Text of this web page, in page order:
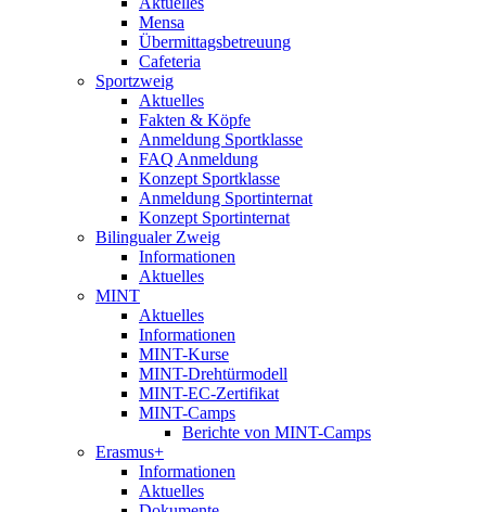
Mensa
Übermittagsbetreuung
Cafeteria
Sportzweig
Aktuelles
Fakten & Köpfe
Anmeldung Sportklasse
FAQ Anmeldung
Konzept Sportklasse
Anmeldung Sportinternat
Konzept Sportinternat
Bilingualer Zweig
Informationen
Aktuelles
MINT
Aktuelles
Informationen
MINT-Kurse
MINT-Drehtürmodell
MINT-EC-Zertifikat
MINT-Camps
Berichte von MINT-Camps
Erasmus+
Informationen
Aktuelles